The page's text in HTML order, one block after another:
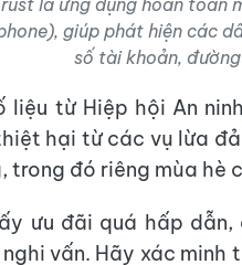
giúp phát hiện các
số tài khoản,
liệu từ Hiệp hội An
hại từ các vụ lừa
trong đó riêng mùa hè
ưu đãi quá hấp
vấn. Hãy xác minh